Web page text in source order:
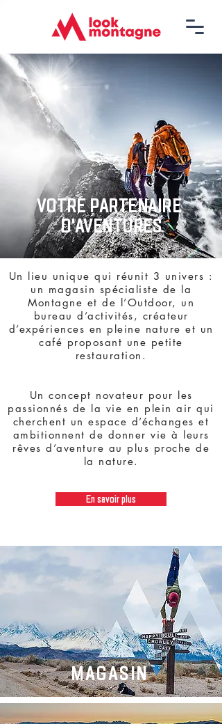
VOTRE PARTENAIRE
D'AVENTURES
Un lieu unique qui réunit 3 univers :
un magasin spécialiste de la
Montagne et de l’Outdoor, un
bureau d’activités, créateur
d’expériences en pleine nature et un
café proposant une petite
restauration.
Un concept novateur pour les
passionnés de la vie en plein air qui
cherchent un espace d’échanges et
ambitionnent de donner vie à leurs
rêves d’aventure au plus proche de
la nature.
En savoir plus
MAGASIN